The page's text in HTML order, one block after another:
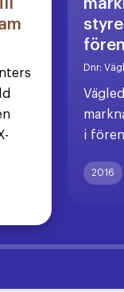
Dnr:
i
2016